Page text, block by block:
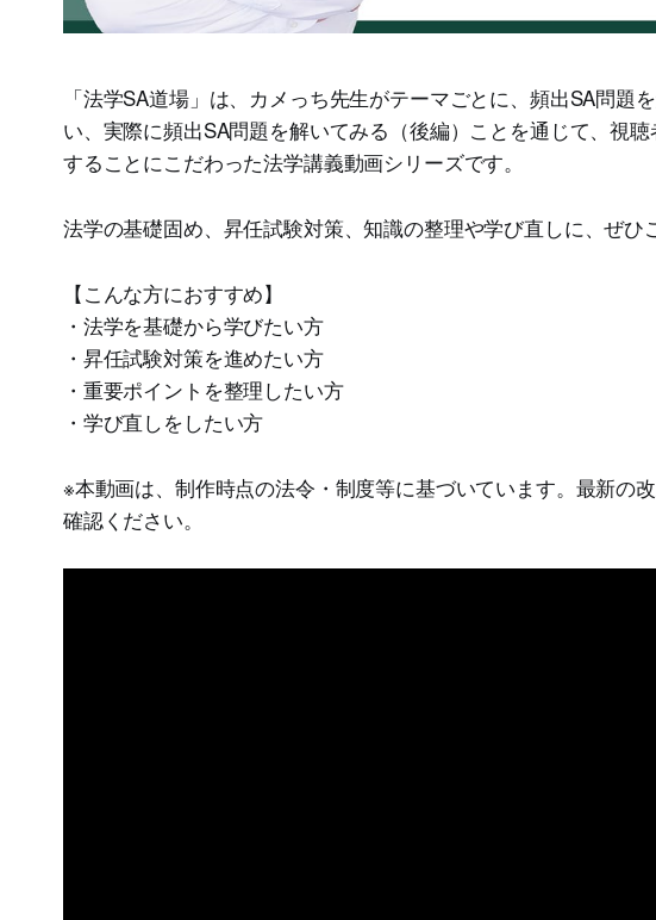
「法学SA道場」は、カメっち先生がテーマごとに、頻出SA問題
い、実際に頻出SA問題を解いてみる（後編）ことを通じて、視
することにこだわった法学講義動画シリーズです。
法学の基礎固め、昇任試験対策、知識の整理や学び直しに、ぜひ
【こんな方におすすめ】
・法学を基礎から学びたい方
・昇任試験対策を進めたい方
・重要ポイントを整理したい方
・学び直しをしたい方
※本動画は、制作時点の法令・制度等に基づいています。最新の
確認ください。